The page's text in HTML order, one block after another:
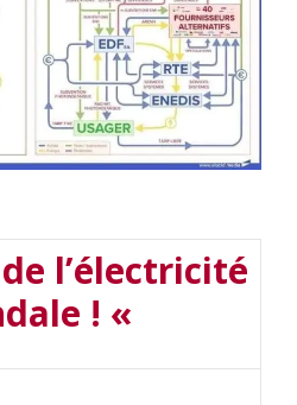
l’électricité
! «